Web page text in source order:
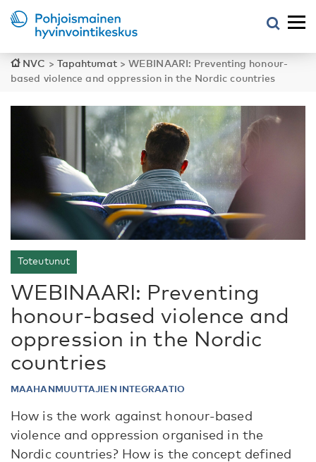
NVC > Tapahtumat>WEBINAARI: Preventing honour-
based violence and oppression in the Nordic countries
Toteutunut
WEBINAARI: Preventing
honour-based violence and
oppression in the Nordic
countries
MAAHANMUUTTAJIEN INTEGRAATIO
How is the work against honour-based
violence and oppression organised in the
Nordic countries? How is the concept defined